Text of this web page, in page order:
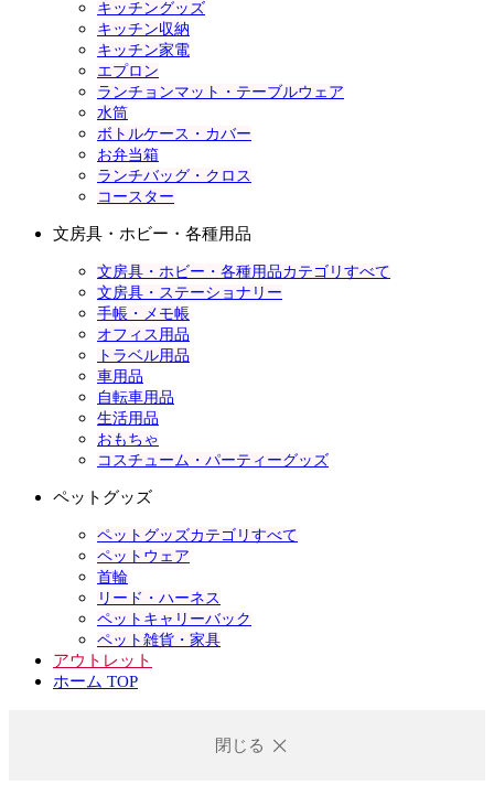
キッチングッズ
キッチン収納
キッチン家電
エプロン
ランチョンマット・テーブルウェア
水筒
ボトルケース・カバー
お弁当箱
ランチバッグ・クロス
コースター
文房具・ホビー・各種用品
文房具・ホビー・各種用品カテゴリすべて
文房具・ステーショナリー
手帳・メモ帳
オフィス用品
トラベル用品
車用品
自転車用品
生活用品
おもちゃ
コスチューム・パーティーグッズ
ペットグッズ
ペットグッズカテゴリすべて
ペットウェア
首輪
リード・ハーネス
ペットキャリーバック
ペット雑貨・家具
アウトレット
ホーム TOP
閉じる